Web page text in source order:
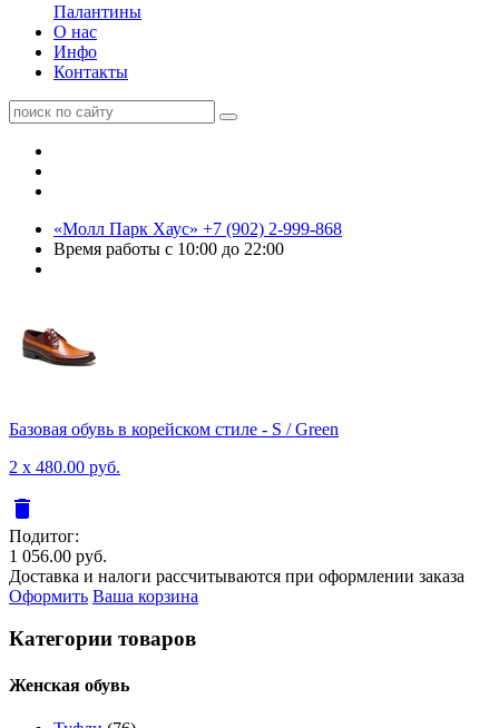
Палантины
О нас
Инфо
Контакты
«Молл Парк Хаус» +7 (902) 2-999-868
Время работы с 10:00 до 22:00
Базовая обувь в корейском стиле - S / Green
2 x 480.00 руб.
delete
Подитог:
1 056.00 руб.
Доставка и налоги рассчитываются при оформлении заказа
Оформить Ваша корзина
Категории товаров
Женcкая обувь